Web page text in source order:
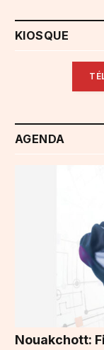
KIOSQUE
AGENDA
Nouakchott: